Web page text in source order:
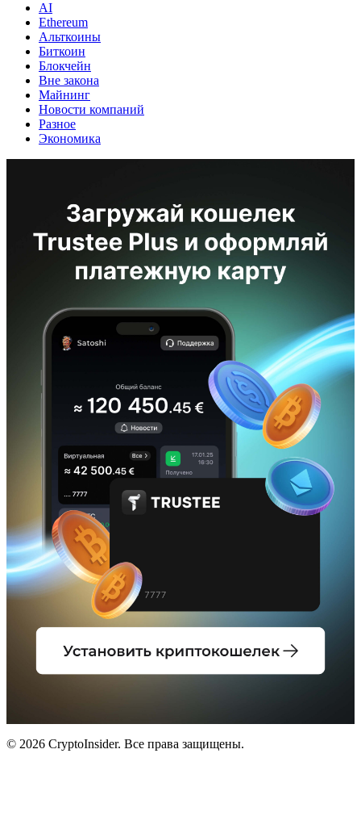
AI
Ethereum
Альткоины
Биткоин
Блокчейн
Вне закона
Майнинг
Новости компаний
Разное
Экономика
© 2026 CryptoInsider. Все права защищены.